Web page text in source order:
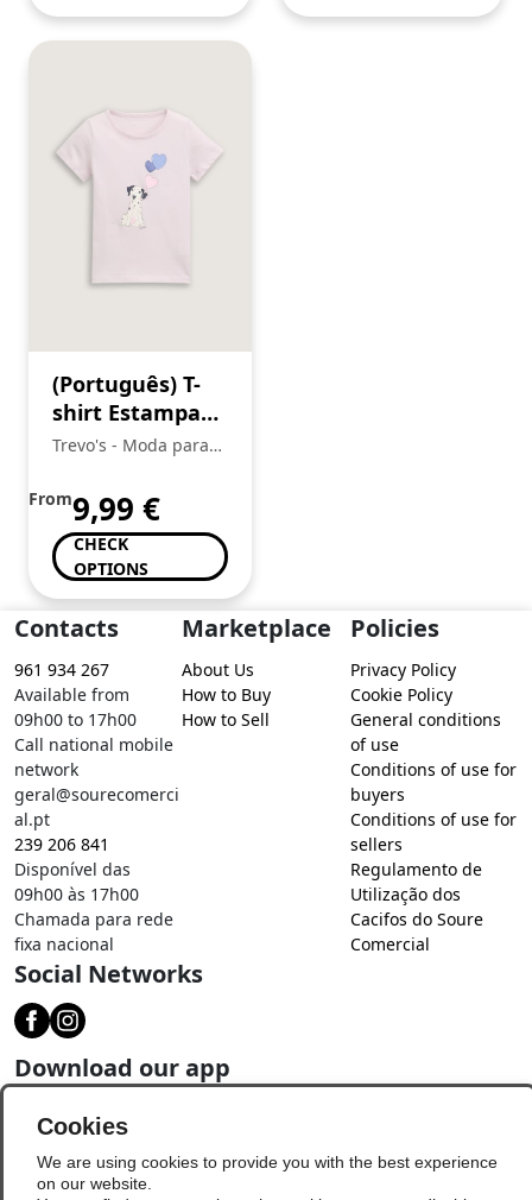
(Português) T-
shirt Estampada
Menina, Tom
Trevo's - Moda para
From9,99 €
CHECK
OPTIONS
Contacts
961 934 267
Available from
09h00 to 17h00
Call national mobile
network
geral@sourecomerci
al.pt
239 206 841
Disponível das
09h00 às 17h00
Chamada para rede
fixa nacional
Marketplace
About Us
How to Buy
How to Sell
Policies
Privacy Policy
Cookie Policy
General conditions
of use
Conditions of use for
buyers
Conditions of use for
sellers
Regulamento de
Utilização dos
Cacifos do Soure
Comercial
Social Networks
Download our app
Cookies
We are using cookies to provide you with the best experience
on our website.